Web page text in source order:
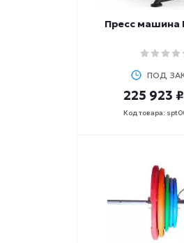
Пресс машина
ПОД
225 923 ₽
Код товара: